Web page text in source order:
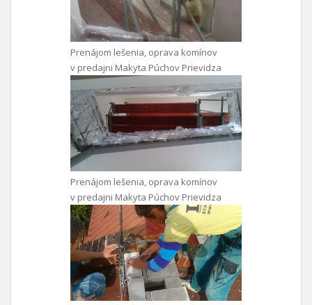
Prenájom lešenia, oprava komínov
v predajni Makyta Púchov Prievidza
Prenájom lešenia, oprava komínov
v predajni Makyta Púchov Prievidza